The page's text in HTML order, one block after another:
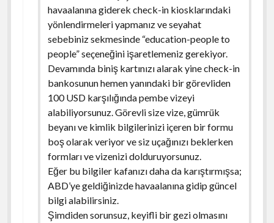
havaalanına giderek check-in kiosklarındaki
yönlendirmeleri yapmanız ve seyahat
sebebiniz sekmesinde “education-people to
people” seçeneğini işaretlemeniz gerekiyor.
Devamında biniş kartınızı alarak yine check-in
bankosunun hemen yanındaki bir görevliden
100 USD karşılığında pembe vizeyi
alabiliyorsunuz. Görevli size vize, gümrük
beyanı ve kimlik bilgilerinizi içeren bir formu
boş olarak veriyor ve siz uçağınızı beklerken
formları ve vizenizi dolduruyorsunuz.
Eğer bu bilgiler kafanızı daha da karıştırmışsa;
ABD’ye geldiğinizde havaalanına gidip güncel
bilgi alabilirsiniz.
Şimdiden sorunsuz, keyifli bir gezi olmasını